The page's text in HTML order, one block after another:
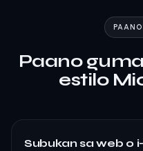
Paano
estilo
Subukan sa web o